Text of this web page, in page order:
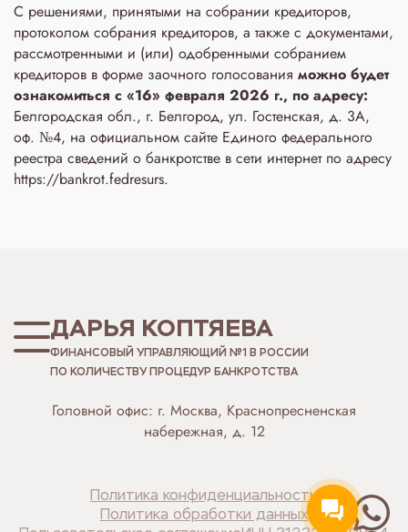
С решениями, принятыми на собрании кредиторов,
протоколом собрания кредиторов, а также с документами,
рассмотренными и (или) одобренными собранием
кредиторов в форме заочного голосования можно будет
ознакомиться с «16» февраля 2026 г., по адресу:
Белгородская обл., г. Белгород, ул. Гостенская, д. 3A,
оф. №4, на официальном сайте Единого федерального
реестра сведений о банкротстве в сети интернет по адресу
https://bankrot.fedresurs.
ДАРЬЯ КОПТЯЕВА
ФИНАНСОВЫЙ УПРАВЛЯЮЩИЙ №1 В РОССИИ
ПО КОЛИЧЕСТВУ ПРОЦЕДУР БАНКРОТСТВА
Головной офис: г. Москва, Краснопресненская
набережная, д. 12
Политика конфиденциальности
Политика обработки данных